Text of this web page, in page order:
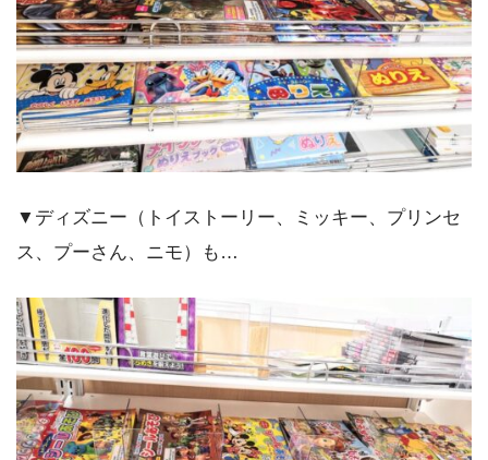
▼ディズニー（トイストーリー、ミッキー、プリンセ
ス、プーさん、ニモ）も…